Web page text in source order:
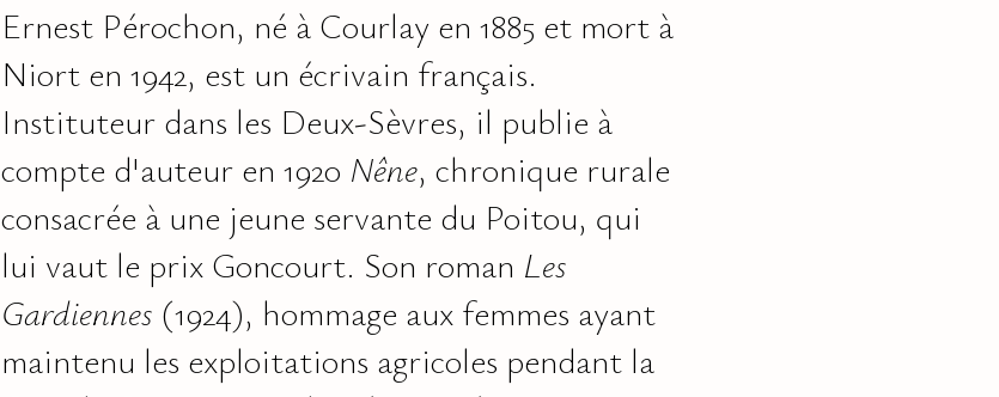
Ernest Pérochon, né à Courlay en 1885 et mort à
Niort en 1942, est un écrivain français.
Instituteur dans les Deux-Sèvres, il publie à
compte d'auteur en 1920 Nêne, chronique rurale
consacrée à une jeune servante du Poitou, qui
lui vaut le prix Goncourt. Son roman Les
Gardiennes (1924), hommage aux femmes ayant
maintenu les exploitations agricoles pendant la